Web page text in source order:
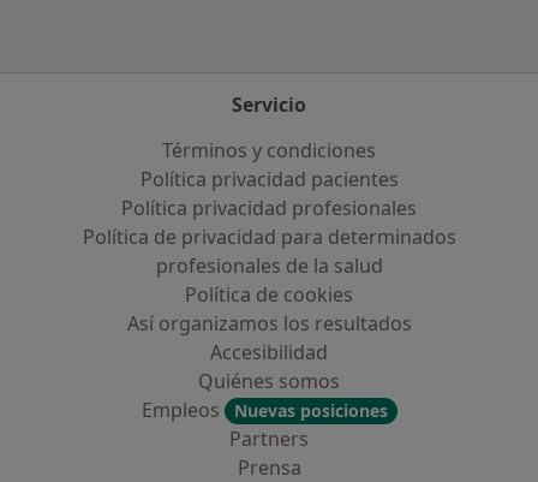
Servicio
Términos y condiciones
Política privacidad pacientes
Política privacidad profesionales
Política de privacidad para determinados
profesionales de la salud
Política de cookies
Así organizamos los resultados
Accesibilidad
Quiénes somos
Empleos
Nuevas posiciones
Partners
Prensa